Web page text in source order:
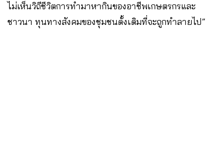
ไม่เห็นวิถีชีวิตการทำมาหากินของอาชีพเกษตรกรและ
ชาวนา ทุนทางสังคมของชุมชนดั้งเดิมที่จะถูกทำลายไป”